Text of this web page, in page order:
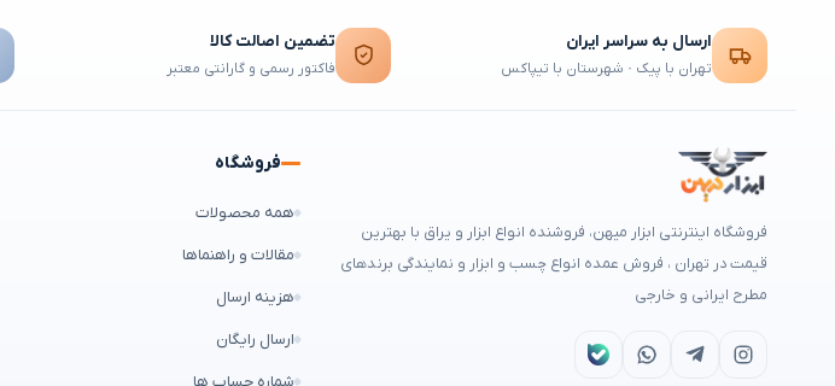
ارسال به سراسر ایران
تهران با پیک · شهرستان با تیپاکس
تضمین اصالت کالا
فاکتور رسمی و گارانتی معتبر
فروشگاه اینترنتی ابزار میهن، فروشنده انواع ابزار و یراق با بهترین
قیمت در تهران ، فروش عمده انواع چسب و ابزار و نمایندگی برندهای
مطرح ایرانی و خارجی
فروشگاه
همه محصولات
مقالات و راهنماها
هزینه ارسال
ارسال رایگان
شماره حساب ها